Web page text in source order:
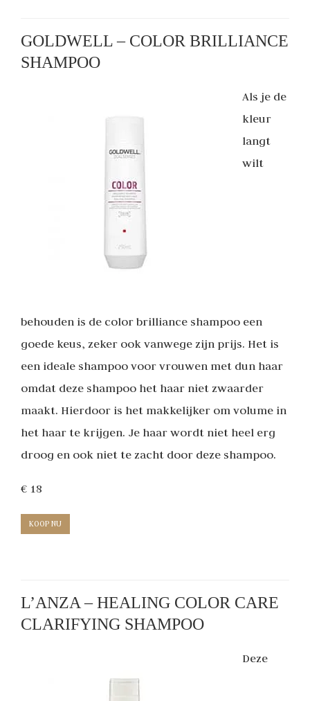
GOLDWELL – COLOR BRILLIANCE
SHAMPOO
Als je de
kleur
langt
wilt
behouden is de color brilliance shampoo een
goede keus, zeker ook vanwege zijn prijs. Het is
een ideale shampoo voor vrouwen met dun haar
omdat deze shampoo het haar niet zwaarder
maakt. Hierdoor is het makkelijker om volume in
het haar te krijgen. Je haar wordt niet heel erg
droog en ook niet te zacht door deze shampoo.
€ 18
KOOP NU
L’ANZA – HEALING COLOR CARE
CLARIFYING SHAMPOO
Deze